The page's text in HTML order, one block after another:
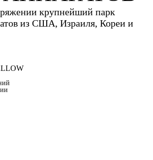
крупнейший парк
из США, Израиля, Кореи и